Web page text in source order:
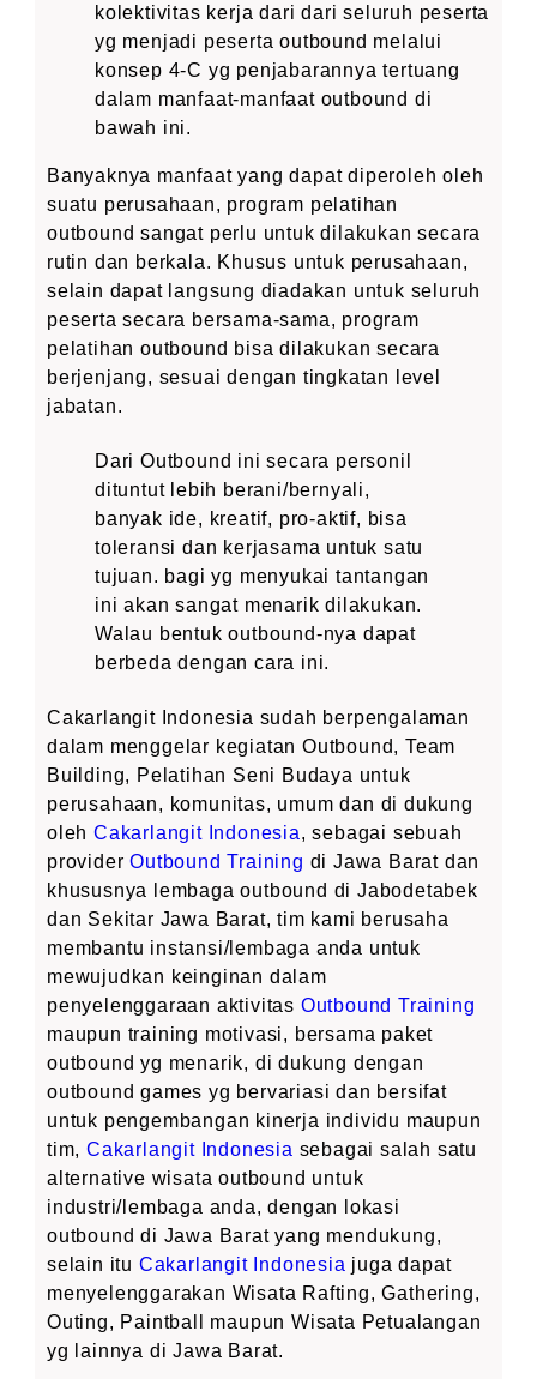
kolektivitas kerja dari dari seluruh peserta
yg menjadi peserta outbound melalui
konsep 4-C yg penjabarannya tertuang
dalam manfaat-manfaat outbound di
bawah ini.
Banyaknya manfaat yang dapat diperoleh oleh
suatu perusahaan, program pelatihan
outbound sangat perlu untuk dilakukan secara
rutin dan berkala. Khusus untuk perusahaan,
selain dapat langsung diadakan untuk seluruh
peserta secara bersama-sama, program
pelatihan outbound bisa dilakukan secara
berjenjang, sesuai dengan tingkatan level
jabatan.
Dari Outbound ini secara personil
dituntut lebih berani/bernyali,
banyak ide, kreatif, pro-aktif, bisa
toleransi dan kerjasama untuk satu
tujuan. bagi yg menyukai tantangan
ini akan sangat menarik dilakukan.
Walau bentuk outbound-nya dapat
berbeda dengan cara ini.
Cakarlangit Indonesia sudah berpengalaman
dalam menggelar kegiatan Outbound, Team
Building, Pelatihan Seni Budaya untuk
perusahaan, komunitas, umum dan di dukung
oleh Cakarlangit Indonesia, sebagai sebuah
providerOutbound Training di Jawa Barat dan
khususnya lembaga outbound di Jabodetabek
dan Sekitar Jawa Barat, tim kami berusaha
membantu instansi/lembaga anda untuk
mewujudkan keinginan dalam
penyelenggaraan aktivitas Outbound Training
maupun training motivasi, bersama paket
outbound yg menarik, di dukung dengan
outbound games yg bervariasi dan bersifat
untuk pengembangan kinerja individu maupun
tim, Cakarlangit Indonesia sebagai salah satu
alternative wisata outbound untuk
industri/lembaga anda, dengan lokasi
outbound di Jawa Barat yang mendukung,
selain itu Cakarlangit Indonesia juga dapat
menyelenggarakan Wisata Rafting, Gathering,
Outing, Paintball maupun Wisata Petualangan
yg lainnya di Jawa Barat.